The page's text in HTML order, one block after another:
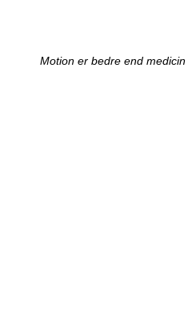
Motion er bedre end medicin